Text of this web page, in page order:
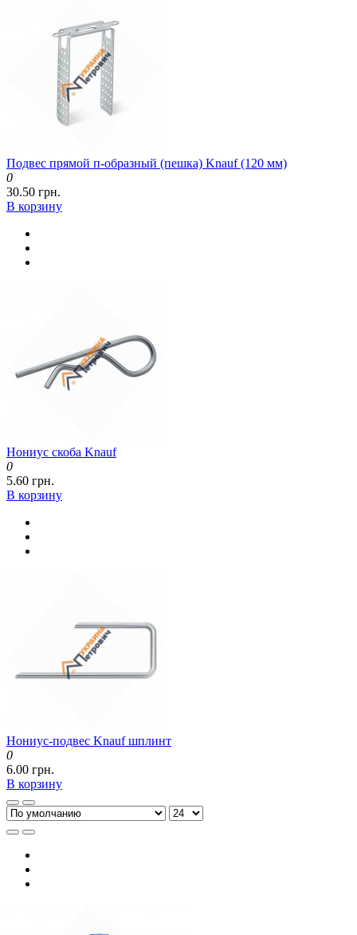
Подвес прямой п-образный (пешка) Knauf (120 мм)
0
30.50 грн.
В корзину
Нониус скоба Knauf
0
5.60 грн.
В корзину
Нониус-подвес Knauf шплинт
0
6.00 грн.
В корзину